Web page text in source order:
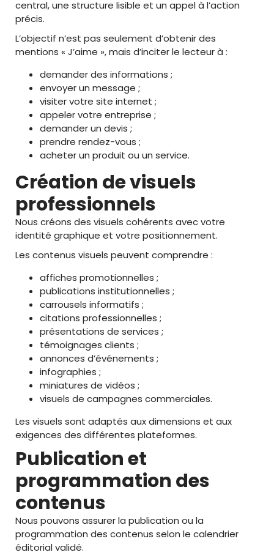
central, une structure lisible et un appel à l’action
précis.
L’objectif n’est pas seulement d’obtenir des
mentions « J’aime », mais d’inciter le lecteur à :
demander des informations ;
envoyer un message ;
visiter votre site internet ;
appeler votre entreprise ;
demander un devis ;
prendre rendez-vous ;
acheter un produit ou un service.
Création de visuels
professionnels
Nous créons des visuels cohérents avec votre
identité graphique et votre positionnement.
Les contenus visuels peuvent comprendre :
affiches promotionnelles ;
publications institutionnelles ;
carrousels informatifs ;
citations professionnelles ;
présentations de services ;
témoignages clients ;
annonces d’événements ;
infographies ;
miniatures de vidéos ;
visuels de campagnes commerciales.
Les visuels sont adaptés aux dimensions et aux
exigences des différentes plateformes.
Publication et
programmation des
contenus
Nous pouvons assurer la publication ou la
programmation des contenus selon le calendrier
éditorial validé.